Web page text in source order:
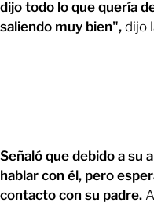
dijo todo lo que quería
saliendo muy bien", dijo
Señaló que debido a su
hablar con él, pero
contacto con su padre.